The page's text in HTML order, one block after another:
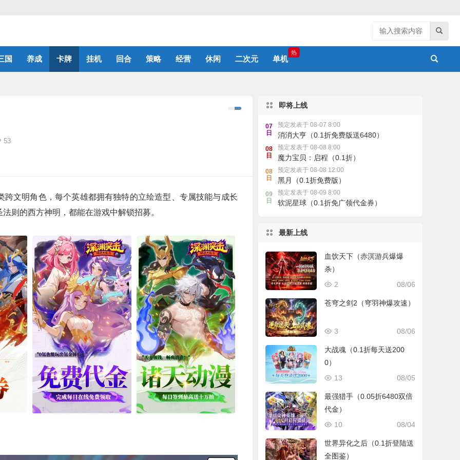
国 养成 卡牌 挂机 回合 策略 经营 休闲 二次元 单机
热
53
文明角色，每个英雄都拥有独特的立绘造型、专属技能与成长
则的西方神明，都能在游戏中解锁招募。
即将上线
07
日
预定发表于 08-07 8:00
消消大亨（0.1折免费版送6480）
08
日
预定发表于 08-08 8:00
魔力宝贝：启程（0.1折）
08
日
预定发表于 08-08 12:00
黑月（0.1折免费版）
09
日
预定发表于 08-09 8:00
软泥星球（0.1折免广领代金券）
最新上线
血饮天下（赤溟游兵爆爆
杀）
08/06
2
苍穹之剑2（穹羽神爆攻速）
08/06
3
大战魂（0.1折每天送200
0）
08/05
13
最强猎手（0.05折6480双倍
代金）
08/04
10
世界异化之后（0.1折登陆送
全图鉴）